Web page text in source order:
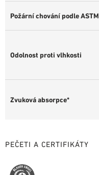
Požární chování podle ASTM
Odolnost proti vlhkosti
Zvuková absorpce*
PEČETI A CERTIFIKÁTY